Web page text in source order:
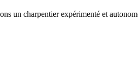
un charpentier expérimenté et